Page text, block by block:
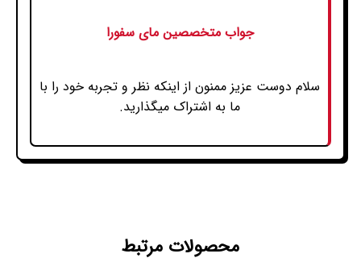
جواب متخصصین مای سفورا
سلام دوست عزیز ممنون از اینکه نظر و تجربه خود را با
ما به اشتراک میگذارید.
محصولات مرتبط